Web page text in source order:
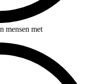
mensen met